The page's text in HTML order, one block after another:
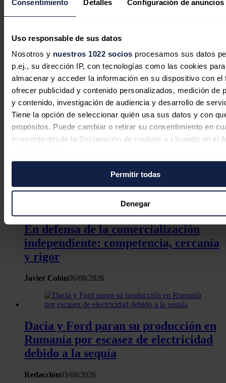
Consentimiento Detalles Configuración de anuncios
Uso responsable de sus datos
Nosotros y nuestros 1022 socios procesamos sus datos
p.ej., su dirección IP, con tecnologías como las cookies para
almacenar y acceder la información en su dispositivo con el
ofrecer publicidad y contenido personalizados, medición de
y contenido, investigación de audiencia y desarrollo de
Tiene la opción de seleccionar quién usa sus datos y con
propósitos. Puede cambiar o retirar su consentimiento en
momento desde la Declaración de cookies o clicando en el
Si lo permite, también quisiéramos:
Recopilar información sobre su ubicación geográfica
puede tener una precisión de varios metros
Identificar su dispositivo analizándolo activamente
características específicas (huellas digitales)
Obtenga más información sobre cómo se procesan sus
personales y establezca sus preferencias en lasección de
Puede cambiar o retirar su consentimiento en cualquier
la Declaración de cookies.
Las cookies de este sitio web se usan para personalizar el
tráfico. Además, compartimos información sobre el uso que
sitio web con nuestros partners de redes sociales,
análisis web, quienes pueden combinarla con otra
haya proporcionado o que hayan recopilado a partir del uso
hecho de sus servicios.
Permitir todas
Denegar
necesidades del sector de la energía, estas variables son libres
de cambiar para adaptarse a las necesidades de la cooperativa
regulatorias de cualquier mercado eléctrico. Haciendo clic
encima de cualquier hash de la columna tx de la tabla de los
pagos podrás ver los detalles de la transacción.
Noticias relacionadas
En defensa de la comercialización
independiente: competencia, cercanía
y rigor
Javier Colón06/08/2026
Dacia y Ford paran su producción en
Rumanía por escasez de electricidad
debido a la sequía
Redacción03/08/2026